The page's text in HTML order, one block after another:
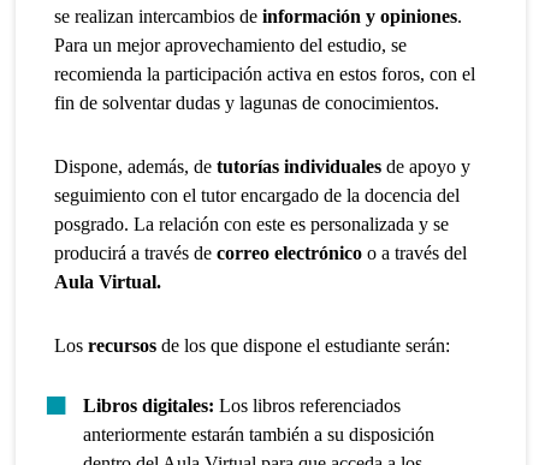
se realizan intercambios deinformación y opiniones.
Para un mejor aprovechamiento del estudio, se
recomienda la participación activa en estos foros, con el
fin de solventar dudas y lagunas de conocimientos.
Dispone, además, detutorías individuales de apoyo y
seguimiento con el tutor encargado de la docencia del
posgrado. La relación con este es personalizada y se
producirá a través decorreo electrónico o a través del
Aula Virtual.
Losrecursos de los que dispone el estudiante serán:
Libros digitales:Los libros referenciados
anteriormente estarán también a su disposición